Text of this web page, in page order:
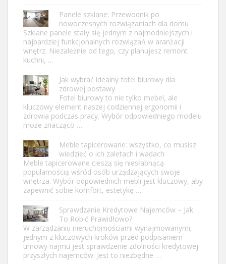
Panele szklane: Przewodnik po
nowoczesnych rozwiązaniach dla domu
Szklane panele stały się jednym z najmodniejszych i
najbardziej funkcjonalnych rozwiązań w aranżacji
wnętrz. Niezależnie od tego, czy planujesz remont
kuchni, …
Jak wybrać idealny fotel biurowy dla
zdrowej postawy
Fotel biurowy to nie tylko mebel, ale
kluczowy element naszej codziennej ergonomii i
zdrowia podczas pracy. Wybór odpowiedniego modelu
może znacząco …
Meble tapicerowane: wszystko, co musisz
wiedzieć o ich zaletach i wadach
Meble tapicerowane cieszą się niesłabnącą
popularnością wśród osób urządzających swoje
wnętrza. Wybór odpowiednich mebli jest kluczowy, aby
zapewnić sobie komfort, estetykę …
Sprawdzanie Kredytowe Najemców – Jak
To Robić Prawidłowo?
W zarządzaniu nieruchomościami wynajmowanymi,
jednym z kluczowych kroków przed podpisaniem
umowy najmu jest sprawdzenie zdolności kredytowej
przyszłych najemców. Jest to niezbędne …